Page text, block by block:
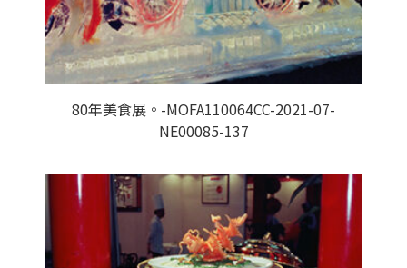
80年美食展。-MOFA110064CC-2021-07-
NE00085-137